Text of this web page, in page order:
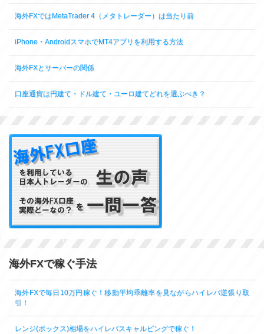
海外FXではMetaTrader 4（メタトレーダー）は当たり前
iPhone・AndroidスマホでMT4アプリを利用する方法
海外FXとサーバーの関係
口座通貨は円建て・ドル建て・ユーロ建てどれを選ぶべき？
海外FXで稼ぐ手法
海外FXで毎日10万円稼ぐ！移動平均乖離率を見ながらハイレバ逆張り取
引！
レンジ(ボックス)相場をハイレバスキャルピングで稼ぐ！